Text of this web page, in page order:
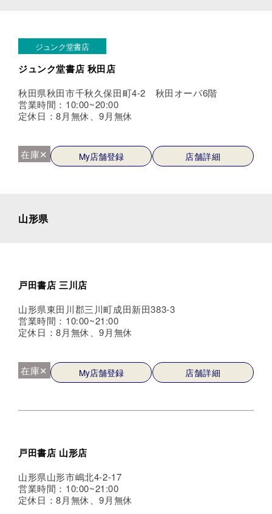
ジュンク堂書店
ジュンク堂書店 秋田店
秋田県秋田市千秋久保田町4-2 秋田オーパ6階
営業時間：10:00~20:00
定休日：8月無休、9月無休
在庫✕ My店舗登録 店舗詳細
山形県
戸田書店 三川店
山形県東田川郡三川町成田新田383-3
営業時間：10:00~21:00
定休日：8月無休、9月無休
在庫✕ My店舗登録 店舗詳細
戸田書店 山形店
山形県山形市嶋北4-2-17
営業時間：10:00~21:00
定休日：8月無休、9月無休